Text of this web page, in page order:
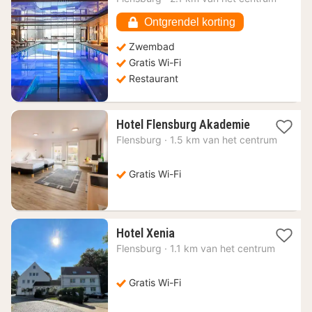
272,89
€
Ontgrendel korting
Zwembad
Gratis Wi-Fi
Restaurant
Hotel Flensburg Akademie1
nacht
Flensburg · 1.5 km van het centrum
Gratis Wi-Fi
Hotel Xenia1
nacht
€
Flensburg · 1.1 km van het centrum
Gratis Wi-Fi